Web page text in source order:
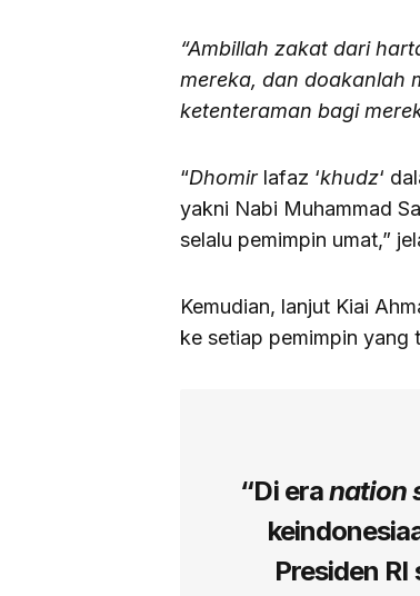
“Ambillah zakat dari
mereka, dan doakanlah
ketenteraman bagi
“Dhomirlafaz ‘khudz‘
yakni Nabi Muhammad
selalu pemimpin umat,”
Kemudian, lanjut Kiai
ke setiap pemimpin yang
“Di eranation
Presiden